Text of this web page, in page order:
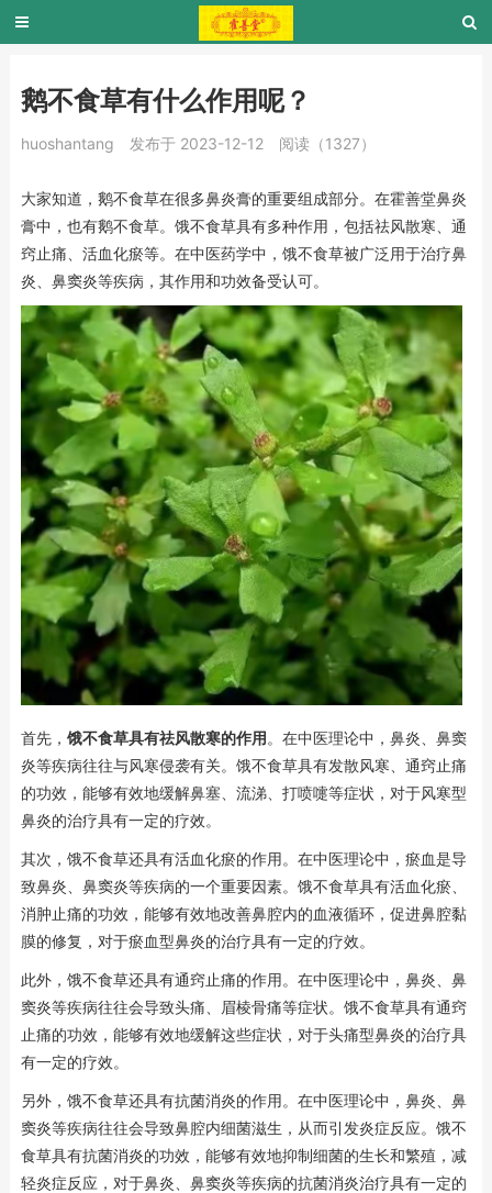
鹅不食草有什么作用呢？
huoshantang 发布于 2023-12-12 阅读（1327）
大家知道，鹅不食草在很多鼻炎膏的重要组成部分。在霍善堂鼻炎
膏中，也有鹅不食草。饿不食草具有多种作用，包括祛风散寒、通
窍止痛、活血化瘀等。在中医药学中，饿不食草被广泛用于治疗鼻
炎、鼻窦炎等疾病，其作用和功效备受认可。
首先， 饿不食草具有祛风散寒的作用。在中医理论中，鼻炎、鼻窦
炎等疾病往往与风寒侵袭有关。饿不食草具有发散风寒、通窍止痛
的功效，能够有效地缓解鼻塞、流涕、打喷嚏等症状，对于风寒型
鼻炎的治疗具有一定的疗效。
其次，饿不食草还具有活血化瘀的作用。在中医理论中，瘀血是导
致鼻炎、鼻窦炎等疾病的一个重要因素。饿不食草具有活血化瘀、
消肿止痛的功效，能够有效地改善鼻腔内的血液循环，促进鼻腔黏
膜的修复，对于瘀血型鼻炎的治疗具有一定的疗效。
此外，饿不食草还具有通窍止痛的作用。在中医理论中，鼻炎、鼻
窦炎等疾病往往会导致头痛、眉棱骨痛等症状。饿不食草具有通窍
止痛的功效，能够有效地缓解这些症状，对于头痛型鼻炎的治疗具
有一定的疗效。
另外，饿不食草还具有抗菌消炎的作用。在中医理论中，鼻炎、鼻
窦炎等疾病往往会导致鼻腔内细菌滋生，从而引发炎症反应。饿不
食草具有抗菌消炎的功效，能够有效地抑制细菌的生长和繁殖，减
轻炎症反应，对于鼻炎、鼻窦炎等疾病的抗菌消炎治疗具有一定的